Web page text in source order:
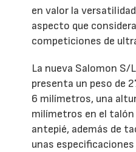
en valor la
aspecto que
competiciones de
La nueva Salomon S/
presenta un peso de
6 milímetros, una
milímetros en el
antepié, además de
unas